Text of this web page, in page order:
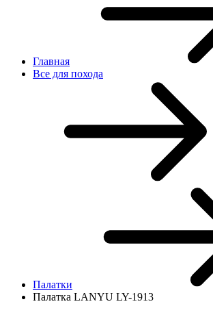
Главная
Все для похода
Палатки
Палатка LANYU LY-1913